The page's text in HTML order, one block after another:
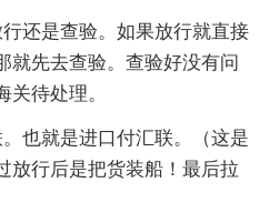
还是查验。如果放行就直接
就先去查验。查验好没有问
关待处理。
也就是进口付汇联。（这是
放行后是把货装船！最后拉